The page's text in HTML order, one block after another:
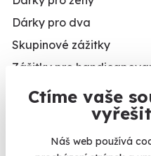
Ctíme vaše
Náš web používá
Dárky pro dva
Skupinové zážitky
Zážitky pro
Nejprodávanější dárky
Zážitky pro děti